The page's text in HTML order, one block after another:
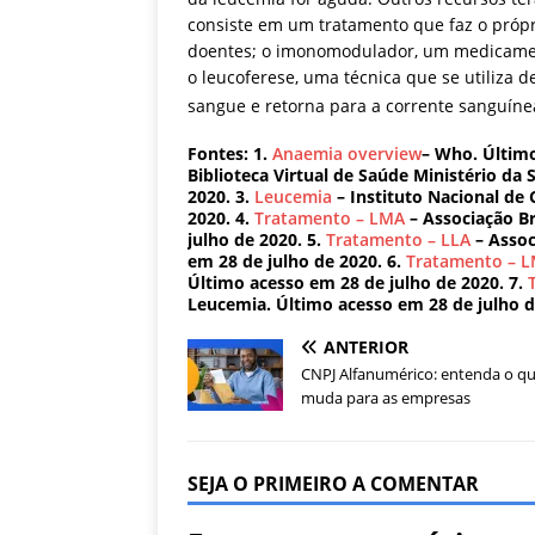
consiste em um tratamento que faz o
doentes; o imonomodulador, um
o leucoferese, uma técnica que se utiliza
sangue e retorna para a corrente
Fontes: 1. Anaemia overview– Who.
Biblioteca Virtual de Saúde Ministério da
2020. 3. Leucemia – Instituto Nacional de
2020. 4. Tratamento – LMA – Associação
julho de 2020. 5. Tratamento – LLA –
em 28 de julho de 2020. 6. Tratamento –
Último acesso em 28 de julho de 2020. 7.
Leucemia. Último acesso em 28 de julho
ANTERIOR
CNPJ Alfanumérico: entenda o
muda para as empresas
SEJA O PRIMEIRO A COMENTAR